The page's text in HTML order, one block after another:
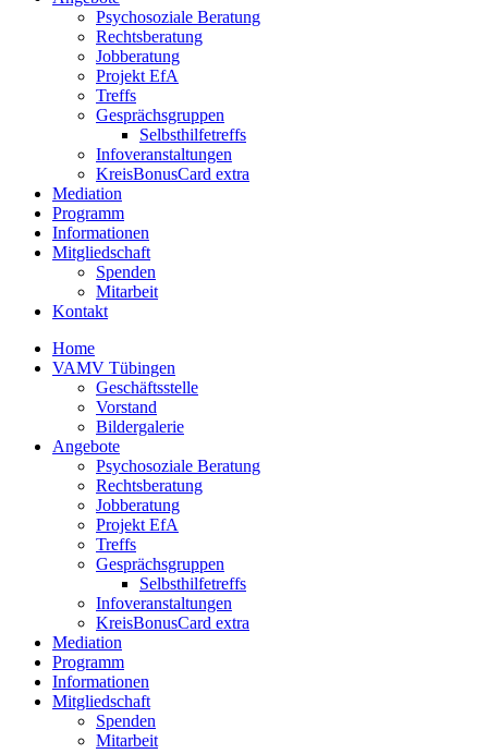
Psychosoziale Beratung
Rechtsberatung
Jobberatung
Projekt EfA
Treffs
Gesprächsgruppen
Selbsthilfetreffs
Infoveranstaltungen
KreisBonusCard extra
Mediation
Programm
Informationen
Mitgliedschaft
Spenden
Mitarbeit
Kontakt
Home
VAMV Tübingen
Geschäftsstelle
Vorstand
Bildergalerie
Angebote
Psychosoziale Beratung
Rechtsberatung
Jobberatung
Projekt EfA
Treffs
Gesprächsgruppen
Selbsthilfetreffs
Infoveranstaltungen
KreisBonusCard extra
Mediation
Programm
Informationen
Mitgliedschaft
Spenden
Mitarbeit